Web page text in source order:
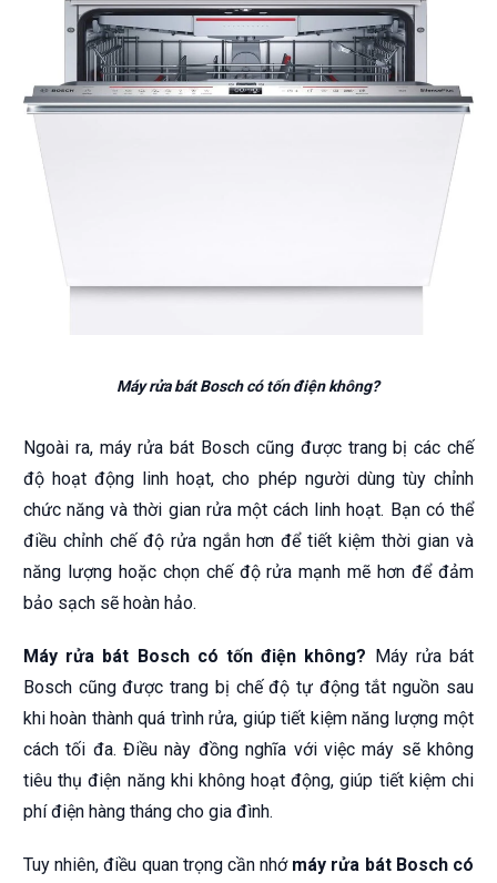
Máy rửa bát Bosch có tốn điện không?
Ngoài ra, máy rửa bát Bosch cũng được trang bị các chế
độ hoạt động linh hoạt, cho phép người dùng tùy chỉnh
chức năng và thời gian rửa một cách linh hoạt. Bạn có thể
điều chỉnh chế độ rửa ngắn hơn để tiết kiệm thời gian và
năng lượng hoặc chọn chế độ rửa mạnh mẽ hơn để đảm
bảo sạch sẽ hoàn hảo.
Máy rửa bát Bosch có tốn điện không? Máy rửa bát
Bosch cũng được trang bị chế độ tự động tắt nguồn sau
khi hoàn thành quá trình rửa, giúp tiết kiệm năng lượng một
cách tối đa. Điều này đồng nghĩa với việc máy sẽ không
tiêu thụ điện năng khi không hoạt động, giúp tiết kiệm chi
phí điện hàng tháng cho gia đình.
Tuy nhiên, điều quan trọng cần nhớ máy rửa bát Bosch có